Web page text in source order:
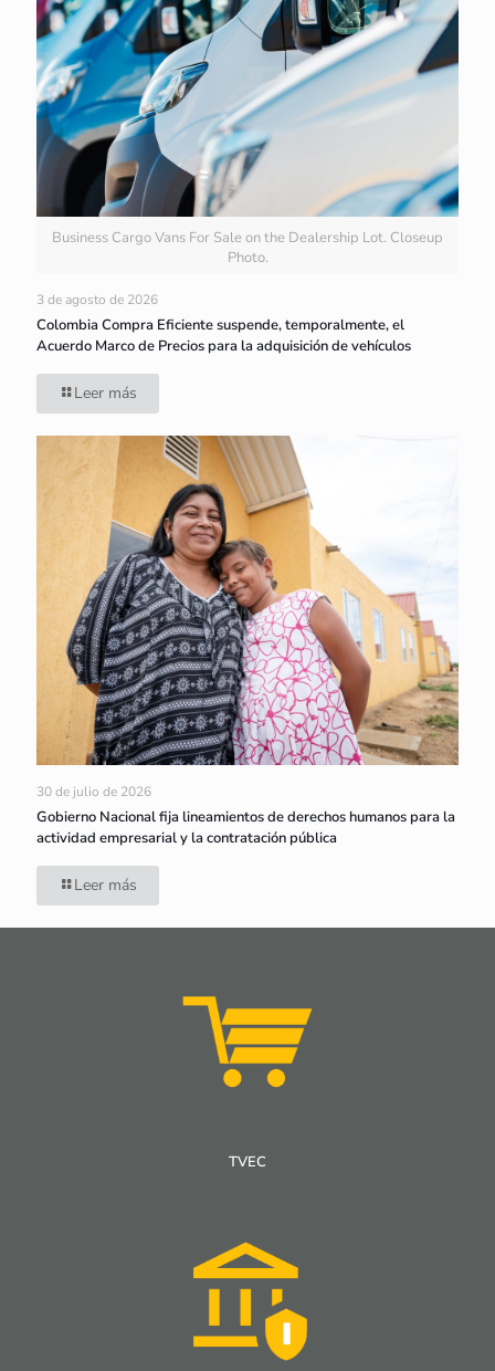
Business Cargo Vans For Sale on the Dealership Lot. Closeup
Photo.
3 de agosto de 2026
Colombia Compra Eficiente suspende, temporalmente, el
Acuerdo Marco de Precios para la adquisición de vehículos
Leer más
30 de julio de 2026
Gobierno Nacional fija lineamientos de derechos humanos para la
actividad empresarial y la contratación pública
Leer más
TVEC